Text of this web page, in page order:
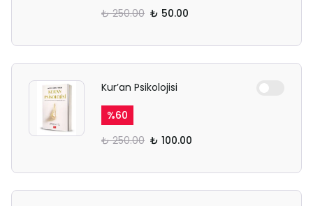
₺ 250.00 ₺ 50.00
Kur’an Psikolojisi
%60
₺ 250.00 ₺ 100.00